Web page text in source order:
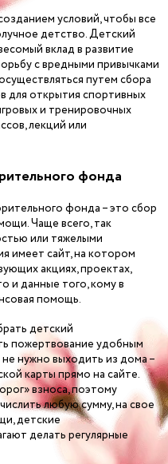
условий, чтобы все
детство. Детский
вклад в развитие
с вредными привычками
путем сбора
для открытия спортивных
и тренировочных
лекций или
фонда
фонда – это сбор
Чаще всего, так
или тяжелыми
имеет сайт, на котором
акциях, проектах,
и данные того, кому в
помощь.
детский
пожертвование удобным
нужно выходить из дома –
карты прямо на сайте.
взноса, поэтому
любую сумму, на свое
детские
делать регулярные